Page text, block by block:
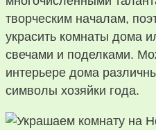
творческим началам,
украсить комнаты дома
свечами и поделками.
интерьере дома
символы хозяйки года.